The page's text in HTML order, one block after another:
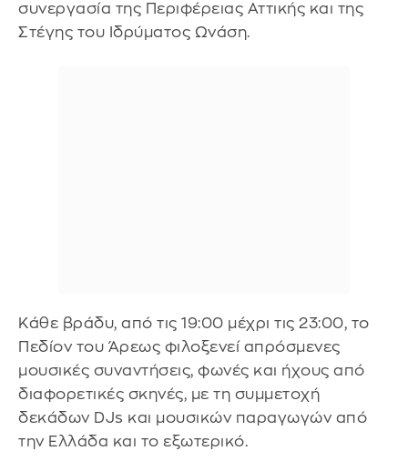
συνεργασία της Περιφέρειας Αττικής και της
Στέγης του Ιδρύματος Ωνάση.
Κάθε βράδυ, από τις 19:00 μέχρι τις 23:00, το
Πεδίον του Άρεως φιλοξενεί απρόσμενες
μουσικές συναντήσεις, φωνές και ήχους από
διαφορετικές σκηνές, με τη συμμετοχή
δεκάδων DJs και μουσικών παραγωγών από
την Ελλάδα και το εξωτερικό.